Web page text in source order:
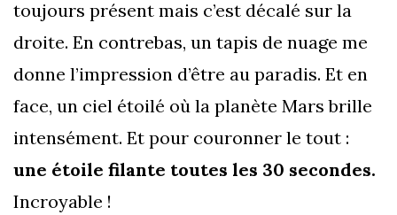
toujours présent mais c’est décalé sur la
droite. En contrebas, un tapis de nuage me
donne l’impression d’être au paradis. Et en
face, un ciel étoilé où la planète Mars brille
intensément. Et pour couronner le tout :
une étoile filante toutes les 30 secondes.
Incroyable !